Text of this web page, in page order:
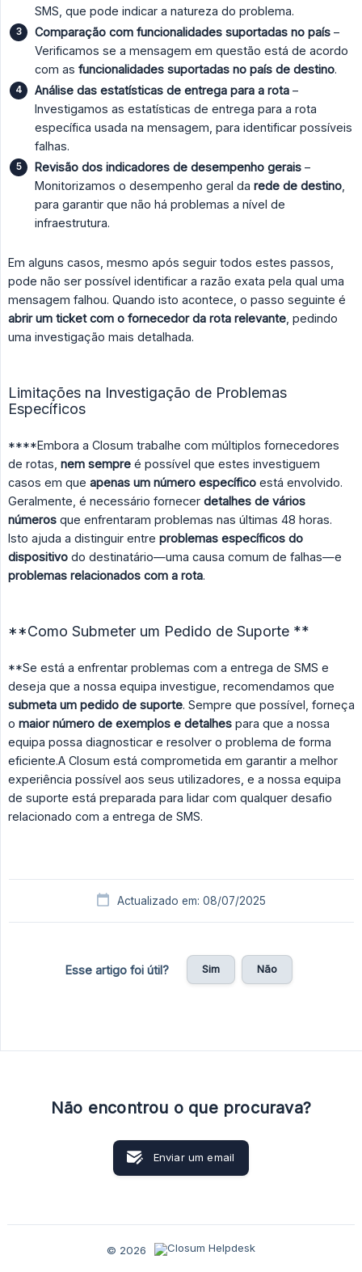
SMS, que pode indicar a natureza do problema.
Comparação com funcionalidades suportadas no país –
Verificamos se a mensagem em questão está de acordo
com as funcionalidades suportadas no país de destino.
Análise das estatísticas de entrega para a rota –
Investigamos as estatísticas de entrega para a rota
específica usada na mensagem, para identificar possíveis
falhas.
Revisão dos indicadores de desempenho gerais –
Monitorizamos o desempenho geral da rede de destino
para garantir que não há problemas a nível de
infraestrutura.
Em alguns casos, mesmo após seguir todos estes passos,
pode não ser possível identificar a razão exata pela qual uma
mensagem falhou. Quando isto acontece, o passo seguinte é
abrir um ticket com o fornecedor da rota relevante , pedindo
uma investigação mais detalhada.
Limitações na Investigação de Problemas
Específicos
****Embora a Closum trabalhe com múltiplos fornecedores
de rotas, nem sempre é possível que estes investiguem
casos em que apenas um número específico está envolvido.
Geralmente, é necessário fornecer detalhes de vários
números que enfrentaram problemas nas últimas 48 horas.
Isto ajuda a distinguir entre problemas específicos do
dispositivo do destinatário—uma causa comum de falhas—e
problemas relacionados com a rota.
**Como Submeter um Pedido de Suporte **
**Se está a enfrentar problemas com a entrega de SMS e
deseja que a nossa equipa investigue, recomendamos que
submeta um pedido de suporte. Sempre que possível, forneça
o maior número de exemplos e detalhes para que a nossa
equipa possa diagnosticar e resolver o problema de forma
eficiente.A Closum está comprometida em garantir a melhor
experiência possível aos seus utilizadores, e a nossa equipa
de suporte está preparada para lidar com qualquer desafio
relacionado com a entrega de SMS.
Actualizado em: 08/07/2025
Esse artigo foi útil? Sim Não
Não encontrou o que procurava?
Enviar um email
© 2026